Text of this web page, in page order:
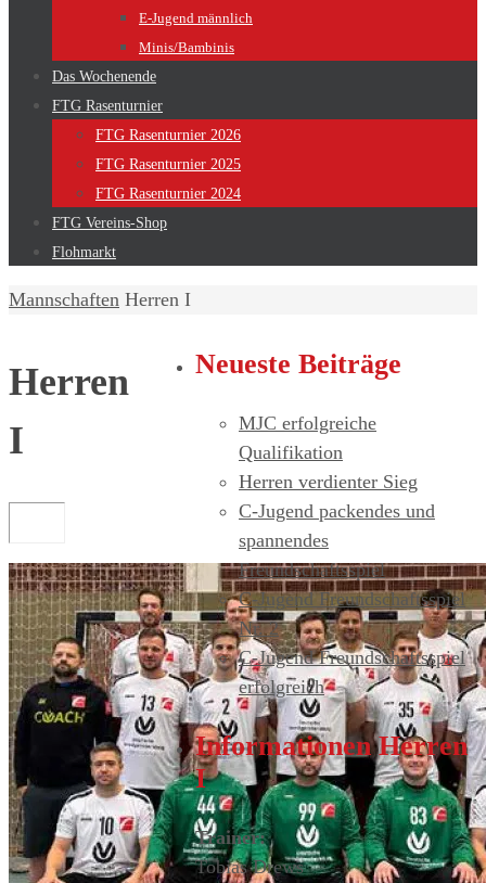
E-Jugend männlich
Minis/Bambinis
Das Wochenende
FTG Rasenturnier
FTG Rasenturnier 2026
FTG Rasenturnier 2025
FTG Rasenturnier 2024
FTG Vereins-Shop
Flohmarkt
Home
Mannschaften Herren I
Herren
I
Neueste Beiträge
MJC erfolgreiche
Qualifikation
Herren verdienter Sieg
C-Jugend packendes und
spannendes
Freundschaftsspiel
C-Jugend Freundschaftsspiel
Nr. 2
C-Jugend Freundschaftsspiel
erfolgreich
Informationen Herren
I
Trainer:
Tobias Drews